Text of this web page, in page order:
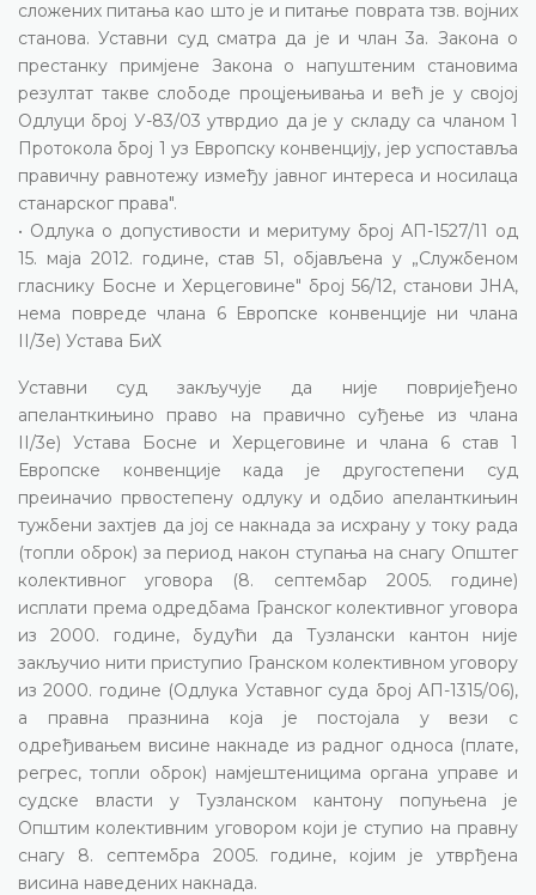
сложених питања као што је и питање поврата тзв. војних
станова. Уставни суд сматра да је и члан 3а. Закона о
престанку примјене Закона о напуштеним становима
резултат такве слободе процјењивања и већ је у својој
Одлуци број У-83/03 утврдио да је у складу са чланом 1
Протокола број 1 уз Европску конвенцију, јер успоставља
правичну равнотежу између јавног интереса и носилаца
станарског права".
• Одлука о допустивости и меритуму број АП-1527/11 од
15. маја 2012. године, став 51, објављена у „Службеном
гласнику Босне и Херцеговине" број 56/12, станови ЈНА,
нема повреде члана 6 Европске конвенције ни члана
II/3е) Устава БиХ
Уставни суд закључује да није повријеђено
апеланткињино право на правично суђење из члана
II/3е) Устава Босне и Херцеговине и члана 6 став 1
Европске конвенције када је другостепени суд
преиначио првостепену одлуку и одбио апеланткињин
тужбени захтјев да јој се накнада за исхрану у току рада
(топли оброк) за период након ступања на снагу Општег
колективног уговора (8. септембар 2005. године)
исплати према одредбама Гранског колективног уговора
из 2000. године, будући да Тузлански кантон није
закључио нити приступио Гранском колективном уговору
из 2000. године (Одлука Уставног суда број АП-1315/06),
а правна празнина која је постојала у вези с
одређивањем висине накнаде из радног односа (плате,
регрес, топли оброк) намјештеницима органа управе и
судске власти у Тузланском кантону попуњена је
Општим колективним уговором који је ступио на правну
снагу 8. септембра 2005. године, којим је утврђена
висина наведених накнада.